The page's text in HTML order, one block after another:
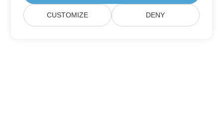
CUSTOMIZE DENY